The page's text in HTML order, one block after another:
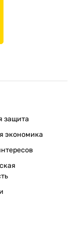
защита
экономика